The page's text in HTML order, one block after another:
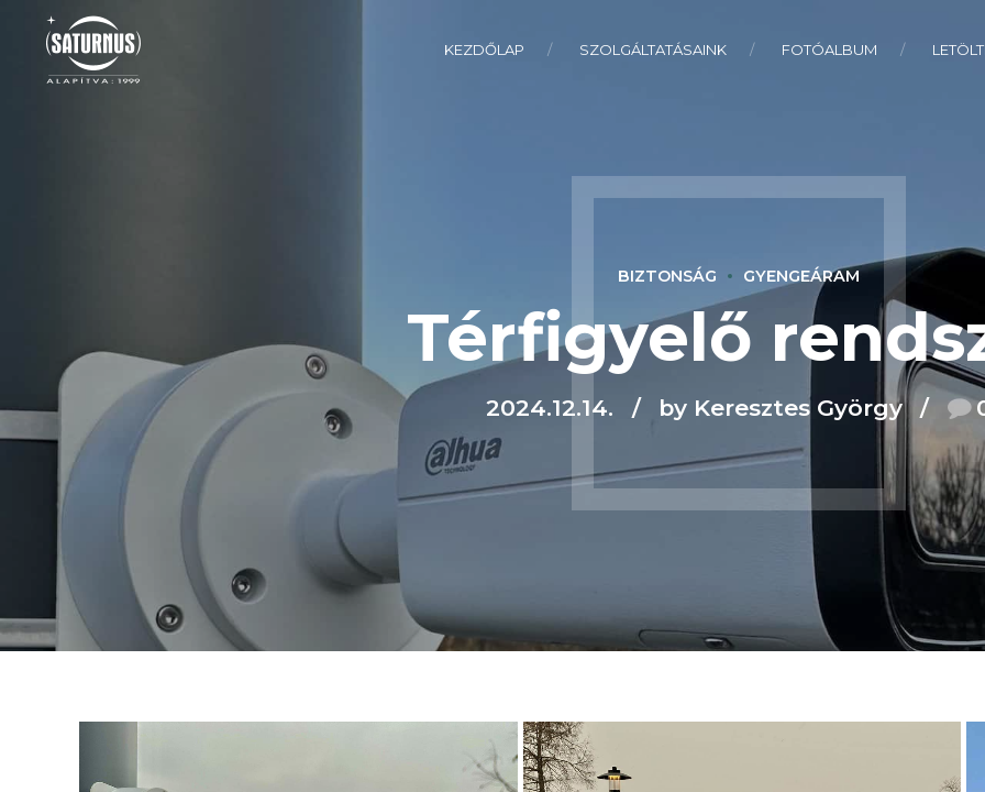
KEZDŐLAP SZOLGÁLTATÁSAINK FOTÓALBUM
BIZTONSÁG GYENGEÁRAM
Térfigyelő
2024.12.14. by Keresztes György